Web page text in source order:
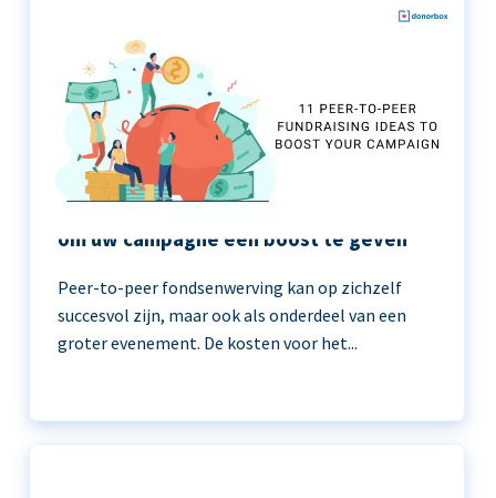
om uw campagne een boost te geven
Peer-to-peer fondsenwerving kan op zichzelf
succesvol zijn, maar ook als onderdeel van een
groter evenement. De kosten voor het...